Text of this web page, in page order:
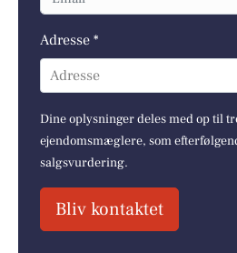
Adresse *
Adresse
Dine oplysninger deles med op til
ejendomsmæglere, som
salgsvurdering.
Bliv kontaktet